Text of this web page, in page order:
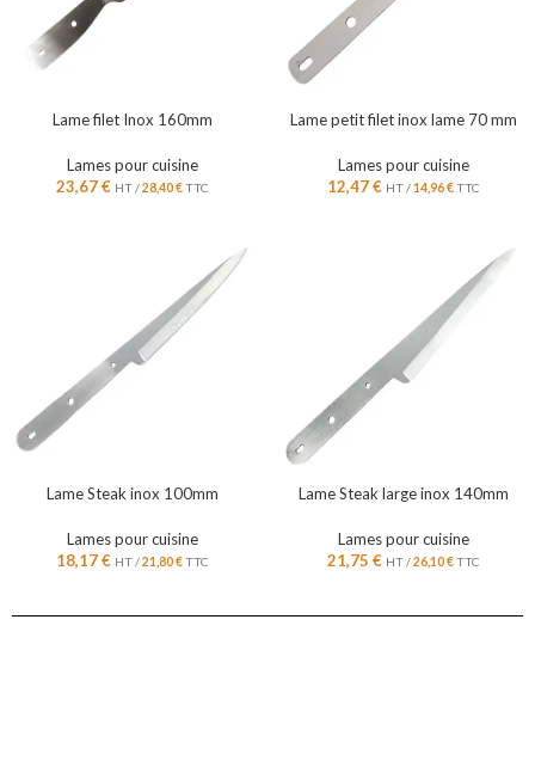
Lame filet Inox 160mm
Lames pour cuisine
23,67€ HT /28,40€TTC
Lame petit filet inox lame 70 mm
Lames pour cuisine
12,47€ HT /14,96€TTC
Lame Steak inox 100mm
Lames pour cuisine
18,17€ HT /21,80€TTC
Lame Steak large inox 140mm
Lames pour cuisine
21,75 € HT /26,10€TTC